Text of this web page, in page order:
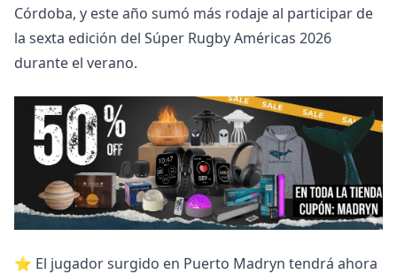
Córdoba, y este año sumó más rodaje al participar de
la sexta edición del Súper Rugby Américas 2026
durante el verano.
⭐ El jugador surgido en Puerto Madryn tendrá ahora